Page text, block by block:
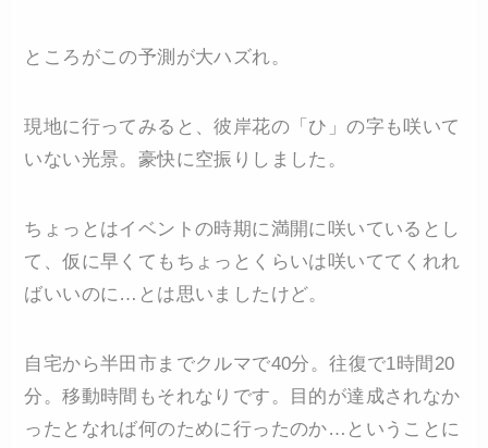
ところがこの予測が大ハズれ。
現地に行ってみると、彼岸花の「ひ」の字も咲いて
いない光景。豪快に空振りしました。
ちょっとはイベントの時期に満開に咲いているとし
て、仮に早くてもちょっとくらいは咲いててくれれ
ばいいのに…とは思いましたけど。
自宅から半田市までクルマで40分。往復で1時間20
分。移動時間もそれなりです。目的が達成されなか
ったとなれば何のために行ったのか…ということに